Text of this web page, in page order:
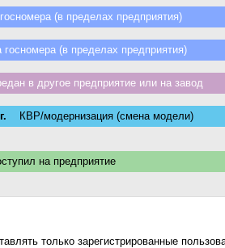
(в пределах предприятия)
(в пределах предприятия)
в другое предприятие или на завод
КВР/модернизация (смена модели)
на предприятие
только зарегистрированные